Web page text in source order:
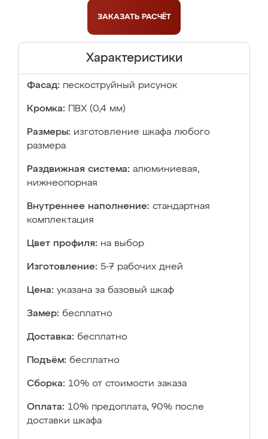
ЗАКАЗАТЬ РАСЧЁТ
Характеристики
Фасад: пескоструйный рисунок
Кромка: ПВХ (0,4 мм)
Размеры: изготовление шкафа любого
размера
Раздвижная система: алюминиевая,
нижнеопорная
Внутреннее наполнение: стандартная
комплектация
Цвет профиля: на выбор
Изготовление: 5-7 рабочих дней
Цена: указана за базовый шкаф
Замер: бесплатно
Доставка: бесплатно
Подъём: бесплатно
Сборка: 10% от стоимости заказа
Оплата: 10% предоплата, 90% после
доставки шкафа